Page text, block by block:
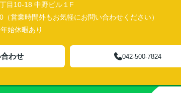
目10-18 中野ビル１F
営業時間外もお気軽にお問い合わせください）
始休暇あり
わせ 042-500-7824